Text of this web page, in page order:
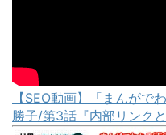
【SEO動画】「まんがで
勝子/第3話『内部リンク